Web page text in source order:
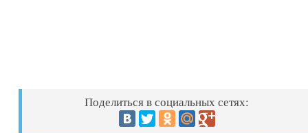
Поделиться в социальных сетях: